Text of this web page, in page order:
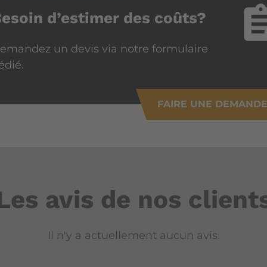
d’estimer des coûts?
un devis via notre formulaire
FAIRE UNE DEMANDE
avis de nos
Il n'y a actuellement aucun avis.